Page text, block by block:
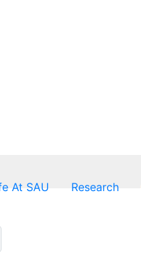
At SAU Research